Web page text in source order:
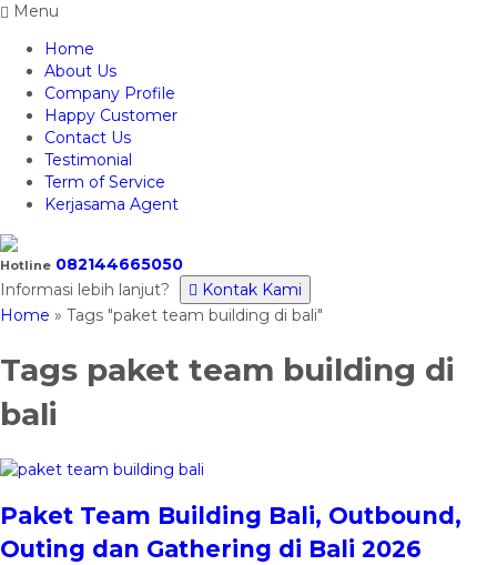
Menu
Home
About Us
Company Profile
Happy Customer
Contact Us
Testimonial
Term of Service
Kerjasama Agent
Hotline 082144665050
Informasi lebih lanjut?
Kontak Kami
Home » Tags "paket team building di bali"
Tags paket team building di
bali
Paket Team Building Bali, Outbound,
Outing dan Gathering di Bali 2026